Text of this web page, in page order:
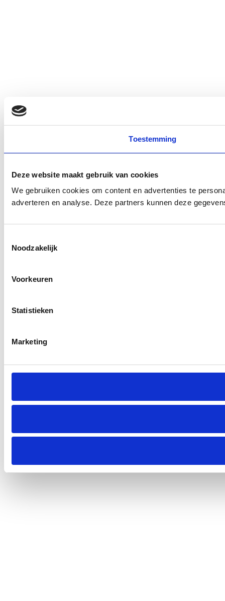
Toestemming
Deze website maakt gebruik van cookies
We gebruiken cookies om content en advertenties te
adverteren en analyse. Deze partners kunnen deze
Noodzakelijk
Voorkeuren
Statistieken
Marketing